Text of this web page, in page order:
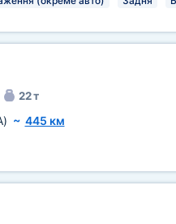
22 т
~ 445 км